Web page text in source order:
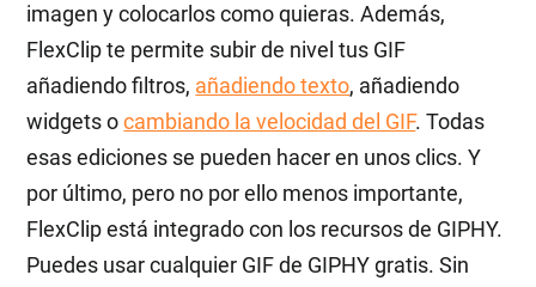
imagen y colocarlos como quieras. Además,
FlexClip te permite subir de nivel tus GIF
añadiendo filtros, añadiendo texto, añadiendo
widgets ocambiando la velocidad del GIF. Todas
esas ediciones se pueden hacer en unos clics. Y
por último, pero no por ello menos importante,
FlexClip está integrado con los recursos de GIPHY.
Puedes usar cualquier GIF de GIPHY gratis. Sin